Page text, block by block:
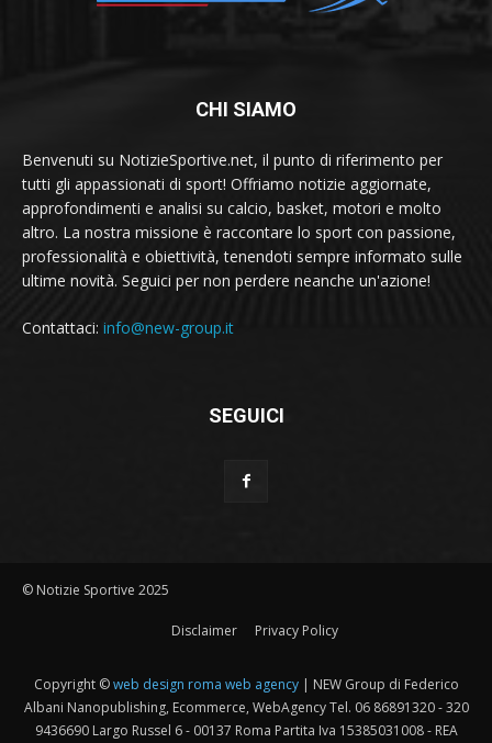
CHI SIAMO
Benvenuti su NotizieSportive.net, il punto di riferimento per
tutti gli appassionati di sport! Offriamo notizie aggiornate,
approfondimenti e analisi su calcio, basket, motori e molto
altro. La nostra missione è raccontare lo sport con passione,
professionalità e obiettività, tenendoti sempre informato sulle
ultime novità. Seguici per non perdere neanche un'azione!
Contattaci: info@new-group.it
SEGUICI
© Notizie Sportive 2025
Disclaimer Privacy Policy
Copyright ©web design roma web agency| NEW Group di Federico
Albani Nanopublishing, Ecommerce, WebAgency Tel. 06 86891320 - 320
9436690 Largo Russel 6 - 00137 Roma Partita Iva 15385031008 - REA